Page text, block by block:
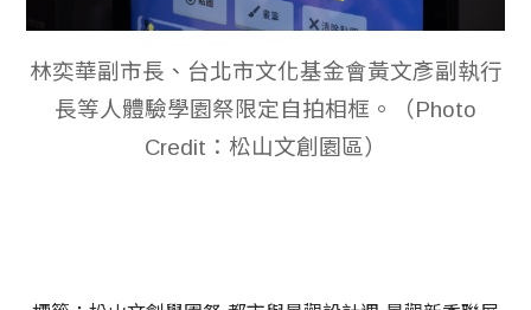
林奕華副市長、台北市文化基金會黃文彥副執行
長等人體驗學園祭限定自拍相框。（Photo
Credit：松山文創園區）